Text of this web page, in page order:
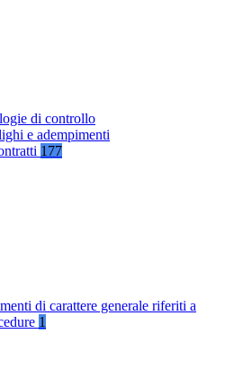
di controllo
e adempimenti
177
di carattere generale riferiti a
1